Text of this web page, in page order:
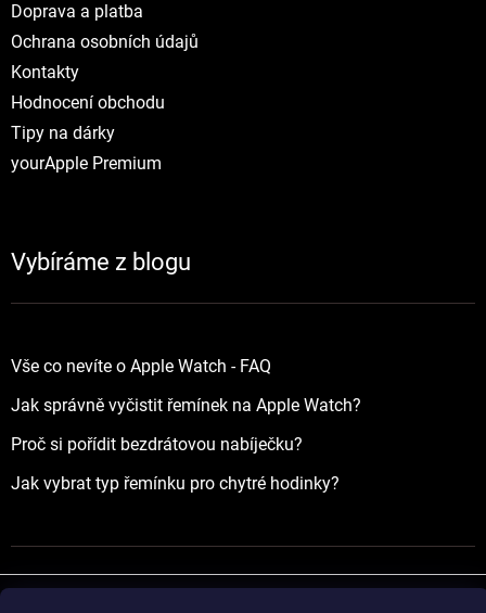
Doprava a platba
Ochrana osobních údajů
Kontakty
Hodnocení obchodu
Tipy na dárky
yourApple Premium
Vybíráme z blogu
Vše co nevíte o Apple Watch - FAQ
Jak správně vyčistit řemínek na Apple Watch?
Proč si pořídit bezdrátovou nabíječku?
Jak vybrat typ řemínku pro chytré hodinky?